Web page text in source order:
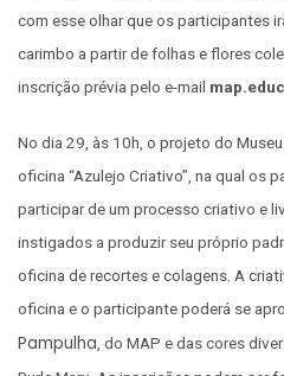
com esse olhar que os participantes
carimbo a partir de folhas e flores
inscrição prévia pelo e-mail
No dia 29, às 10h, o projeto do
oficina “Azulejo Criativo”, na qual os
participar de um processo criativo e
instigados a produzir seu próprio
oficina de recortes e colagens. A
oficina e o participante poderá se
Pampulha , do MAP e das cores